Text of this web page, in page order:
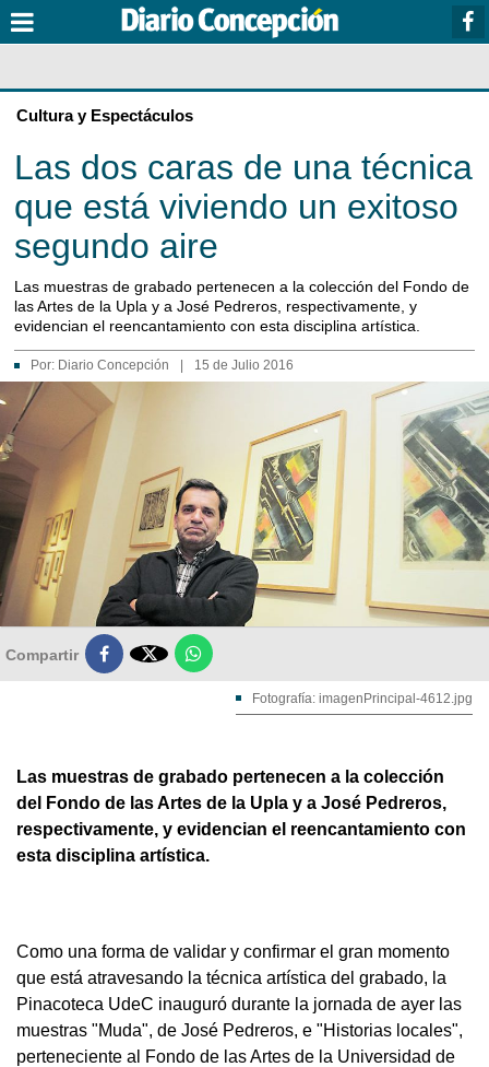
Cultura y Espectáculos
Las dos caras de una técnica
que está viviendo un exitoso
segundo aire
Las muestras de grabado pertenecen a la colección del Fondo de
las Artes de la Upla y a José Pedreros, respectivamente, y
evidencian el reencantamiento con esta disciplina artística.
Por: Diario Concepción 15 de Julio 2016
Compartir 
Fotografía: imagenPrincipal-4612.jpg
Las muestras de grabado pertenecen a la colección
del Fondo de las Artes de la Upla y a José Pedreros,
respectivamente, y evidencian el reencantamiento con
esta disciplina artística.
Como una forma de validar y confirmar el gran momento
que está atravesando la técnica artística del grabado, la
Pinacoteca UdeC inauguró durante la jornada de ayer las
muestras "Muda", de José Pedreros, e "Historias locales",
perteneciente al Fondo de las Artes de la Universidad de